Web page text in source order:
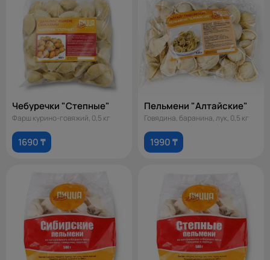
Чебуречки "Степные"
Фарш курино-говяжий, 0,5 кг
1690 ₸
Пельмени "Алтайские"
Говядина, баранина, лук, 0,5 кг
1990 ₸